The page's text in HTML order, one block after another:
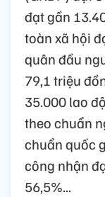
đạt gần
toàn xã hội
quân đầu
79,1 triệu
35.000 lao
theo chuẩn
chuẩn quốc
công nhận
56,5%...